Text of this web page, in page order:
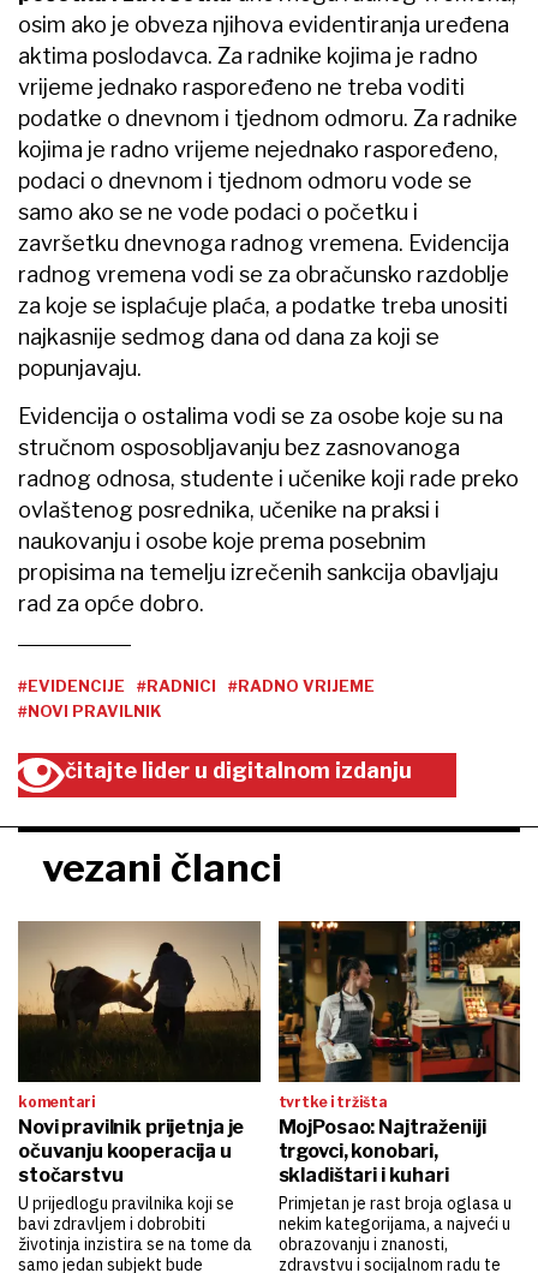
osim ako je obveza njihova evidentiranja uređena
aktima poslodavca. Za radnike kojima je radno
vrijeme jednako raspoređeno ne treba voditi
podatke o dnevnom i tjednom odmoru. Za radnike
kojima je radno vrijeme nejednako raspoređeno,
podaci o dnevnom i tjednom odmoru vode se
samo ako se ne vode podaci o početku i
završetku dnevnoga radnog vremena. Evidencija
radnog vremena vodi se za obračunsko razdoblje
za koje se isplaćuje plaća, a podatke treba unositi
najkasnije sedmog dana od dana za koji se
popunjavaju.
Evidencija o ostalima vodi se za osobe koje su na
stručnom osposobljavanju bez zasnovanoga
radnog odnosa, studente i učenike koji rade preko
ovlaštenog posrednika, učenike na praksi i
naukovanju i osobe koje prema posebnim
propisima na temelju izrečenih sankcija obavljaju
rad za opće dobro.
#EVIDENCIJE #RADNICI
#RADNO VRIJEME
#NOVI PRAVILNIK
čitajte lider u digitalnom izdanju
vezani članci
komentari
Novi pravilnik prijetnja je
očuvanju kooperacija u
stočarstvu
U prijedlogu pravilnika koji se
bavi zdravljem i dobrobiti
životinja inzistira se na tome da
samo jedan subjekt bude
tvrtke i tržišta
MojPosao: Najtraženiji
trgovci, konobari,
skladištari i kuhari
Primjetan je rast broja oglasa u
nekim kategorijama, a najveći u
obrazovanju i znanosti,
zdravstvu i socijalnom radu te